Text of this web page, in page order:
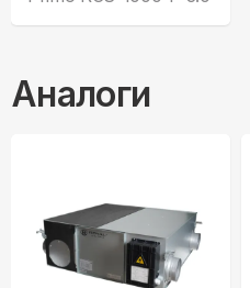
Аналоги